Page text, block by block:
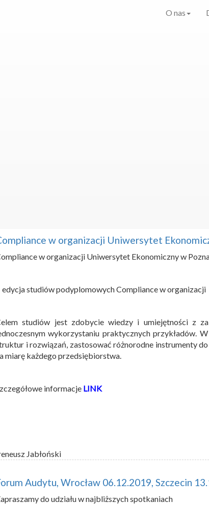
O nas
w organizacji Uniwersytet
w organizacji Uniwersytet Ekonomiczny w
edycja studiów podyplomowych Compliance w organizacji
studiów jest zdobycie wiedzy i umiejętności z
wykorzystaniu praktycznych przykładów.
i rozwiązań, zastosować różnorodne instrumenty
miarę każdego przedsiębiorstwa.
informacje LINK
Jabłoński
Audytu, Wrocław 06.12.2019, Szczecin
do udziału w najbliższych spotkaniach